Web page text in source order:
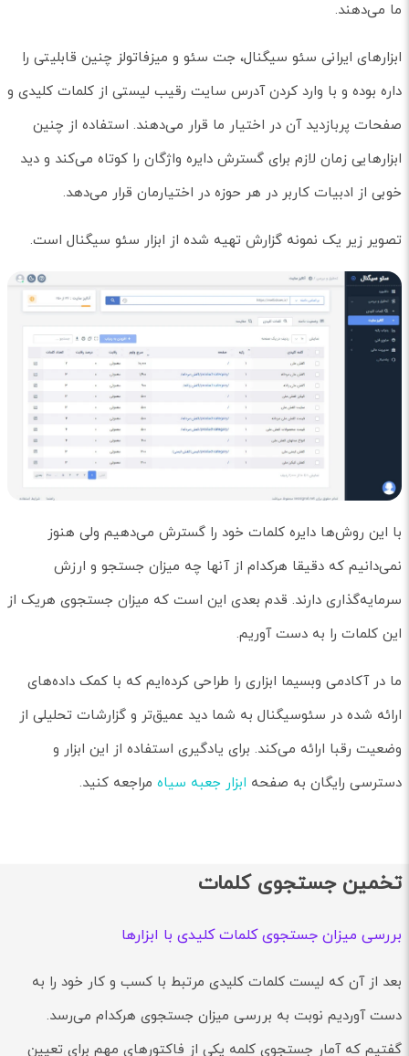
ما می‌دهند.
ابزارهای ایرانی سئو سیگنال، جت سئو و میزفاتولز چنین قابلیتی را
داره بوده و با وارد کردن آدرس سایت رقیب لیستی از کلمات کلیدی و
صفحات پربازدید آن در اختیار ما قرار می‌دهند. استفاده از چنین
ابزارهایی زمان لازم برای گسترش دایره واژگان را کوتاه می‌کند و دید
خوبی از ادبیات کاربر در هر حوزه در اختیارمان قرار می‌دهد.
تصویر زیر یک نمونه گزارش تهیه شده از ابزار سئو سیگنال است.
با این روش‌ها دایره کلمات خود را گسترش می‌دهیم ولی هنوز
نمی‌دانیم که دقیقا هرکدام از آنها چه میزان جستجو و ارزش
سرمایه‌گذاری دارند. قدم بعدی این است که میزان جستجوی هریک از
این کلمات را به دست آوریم.
ما در آکادمی وبسیما ابزاری را طراحی کرده‌ایم که با کمک داده‌های
ارائه شده در سئوسیگنال به شما دید عمیق‌تر و گزارشات تحلیلی از
وضعیت رقبا ارائه می‌کند. برای یادگیری استفاده از این ابزار و
دسترسی رایگان به صفحه ابزار جعبه سیاه مراجعه کنید.
تخمین جستجوی کلمات
بررسی میزان جستجوی کلمات کلیدی با ابزارها
بعد از آن که لیست کلمات کلیدی مرتبط با کسب و کار خود را به
دست آوردیم نوبت به بررسی میزان جستجوی هرکدام می‌رسد.
گفتیم که آمار جستجوی کلمه یکی از فاکتورهای مهم برای تعیین